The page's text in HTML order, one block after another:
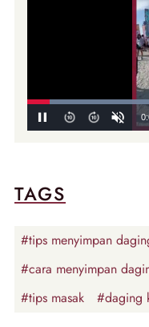
TAGS
#tips menyimpan
#cara menyimpan
#tips masak
#daging